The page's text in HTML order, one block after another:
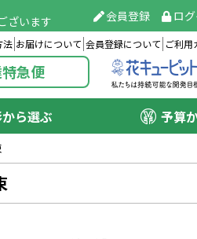
ざいます 会員登録 ロ
法 お届けについて 会員登録について ご利用
急便
ら選ぶ 予算